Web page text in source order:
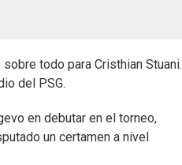
todo para Cristhian Stuani.
del PSG.
en debutar en el torneo,
un certamen a nivel